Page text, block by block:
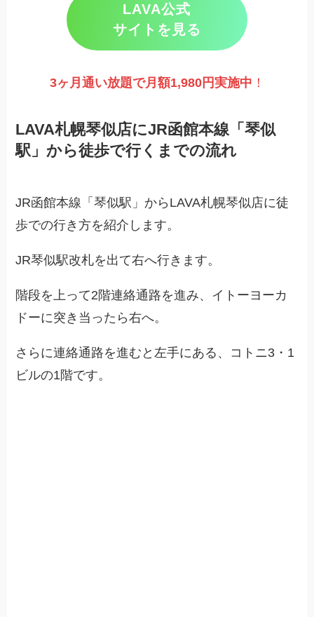
LAVA公式
サイトを見る
3ヶ月通い放題で月額1,980円実施中 ！
LAVA札幌琴似店にJR函館本線「琴似
駅」から徒歩で行くまでの流れ
JR函館本線「琴似駅」からLAVA札幌琴似店に徒
歩での行き方を紹介します。
JR琴似駅改札を出て右へ行きます。
階段を上って2階連絡通路を進み、イトーヨーカ
ドーに突き当ったら右へ。
さらに連絡通路を進むと左手にある、コトニ3・1
ビルの1階です。